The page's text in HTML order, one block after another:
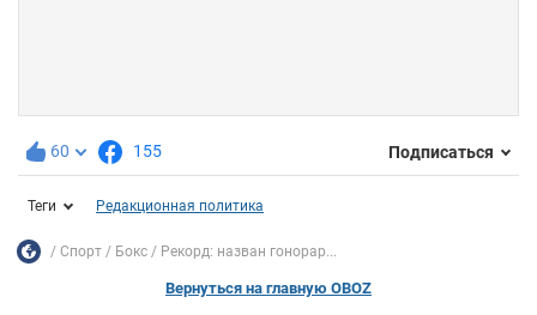
60 155 Подписаться
Теги Редакционная политика
Спорт Бокс Рекорд: назван гонорар...
Вернуться на главную OBOZ